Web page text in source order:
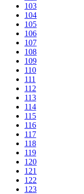
103
104
105
106
107
108
109
110
111
112
113
114
115
116
117
118
119
120
121
122
123